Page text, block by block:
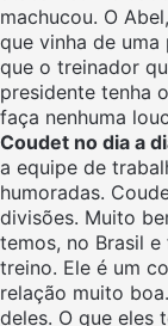
machucou. O
que vinha de uma
que o treinador
presidente tenha
faça nenhuma
Coudet no dia a
a equipe de
humoradas.
divisões. Muito
temos, no Brasil
treino. Ele é um
relação muito
deles. O que eles